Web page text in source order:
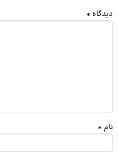
دیدگاه *
نام *